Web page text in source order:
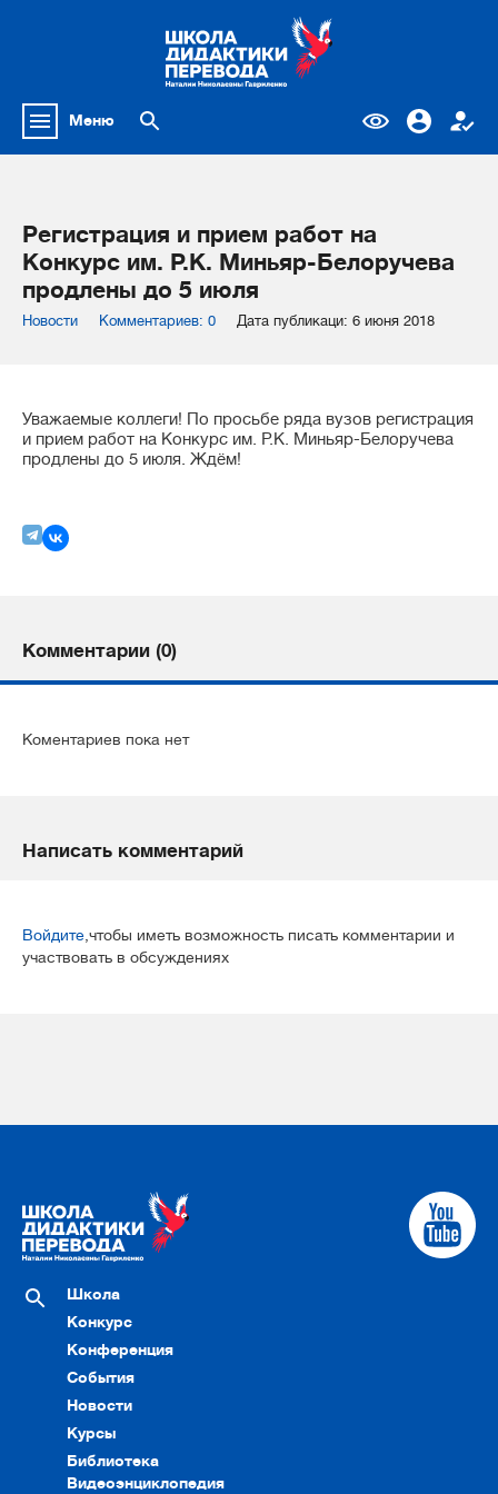
Меню
Регистрация и прием работ на
Конкурс им. Р.К. Миньяр-Белоручева
продлены до 5 июля
Новости Комментариев: 0 Дата публикаци: 6 июня 2018
Уважаемые коллеги! По просьбе ряда вузов регистрация
и прием работ на Конкурс им. Р.К. Миньяр-Белоручева
продлены до 5 июля. Ждём!
Комментарии (0)
Коментариев пока нет
Написать комментарий
Войдите ,чтобы иметь возможность писать комментарии и
участвовать в обсуждениях
Школа
Конкурс
Конференция
События
Новости
Курсы
Библиотека
Видеоэнциклопедия